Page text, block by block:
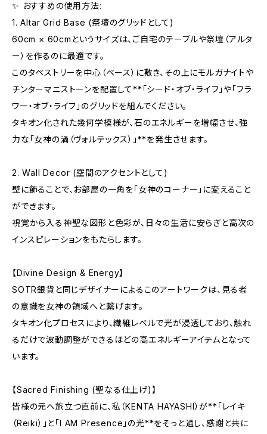
✨ おすすめの使用方法:
1. Altar Grid Base (祭壇のグリッドとして)
60cm × 60cmというサイズは、ご自宅のテーブルや祭壇（アルタ
ー）を作るのに最適です。
このタペストリーを中心（ベース）に敷き、その上にモルガナイトや
チンターマニストーンを配置して**「シード・オブ・ライフ」や「フラ
ワー・オブ・ライフ」のグリッドを組んでください。
タキオン化された幾何学模様が、石のエネルギーを増幅させ、強
力な「女神の渦（ヴォルテックス）」**を発生させます。
2. Wall Decor (空間のアクセントとして)
壁に飾ることで、お部屋の一角を「女神のコーナー」に変えること
ができます。
視覚から入る神聖な図形と色彩が、日々の生活に安らぎと高次の
インスピレーションをもたらします。
【Divine Design & Energy】
SOTR銀貨と同じデザイナーによるこのアートワークは、見る者
の意識を女神の領域へと繋げます。
タキオン化プロセスにより、繊維レベルで光が浸透しており、触れ
るだけで波動調整ができるほどの高エネルギーアイテムとなって
います。
【Sacred Finishing (聖なる仕上げ)】
皆様の元へ旅立つ直前に、私（KENTA HAYASHI）が**「レイキ
（Reiki）」と「I AM Presence」の光**をそっと通し、感謝と共に